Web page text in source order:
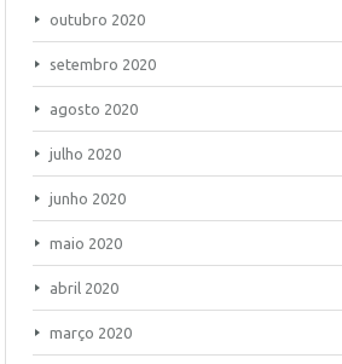
outubro 2020
setembro 2020
agosto 2020
julho 2020
junho 2020
maio 2020
abril 2020
março 2020